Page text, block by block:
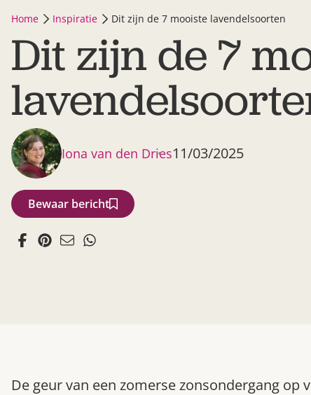
Home Inspiratie Dit zijn de 7 mooiste lavendelsoorten
Dit zijn de 7
Iona van den Dries11/03/2025
Bewaar bericht
De geur van een zomerse zonsondergang